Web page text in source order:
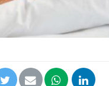
VIH : la fin du comprimé
gâche-t-il les premiers
jours de vos vacances ?